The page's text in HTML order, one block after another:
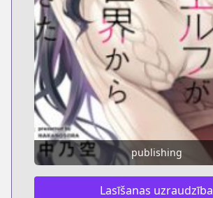
publishing
Lasīšanas uzraudzība